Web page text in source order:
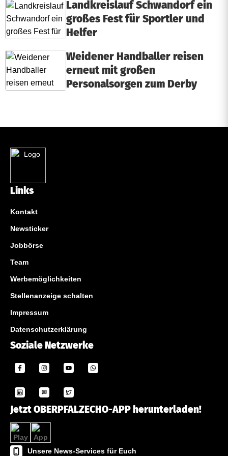
Landkreislauf Schwandorf ein
großes Fest für Sportler und
Helfer
Weidener Handballer reisen
erneut mit großen
Personalsorgen zum Derby
Links
Kontakt
Newsticker
Jobbörse
Team
Werbemöglichkeiten
Stellenanzeige schalten
Impressum
Datenschutzerklärung
Soziale Netzwerke
Jetzt OBERPFALZECHO-APP herunterladen!
Unsere News-Services für Euch